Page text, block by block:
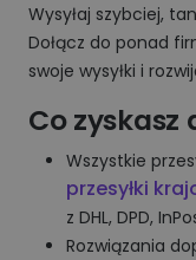
Wysyłaj szybciej,
Dołącz do ponad
swoje wysyłki i
Co zyskasz
Wszystkie
przesyłki
z DHL, DPD,
Rozwiązania